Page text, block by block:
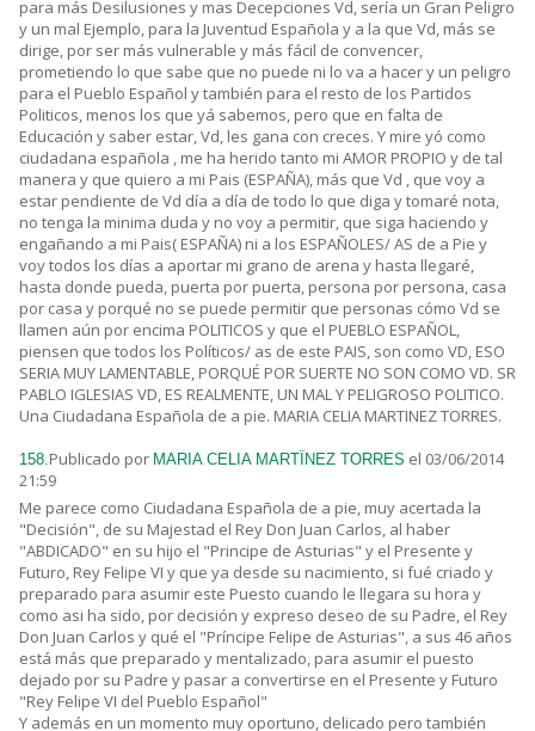
para más Desilusiones y mas Decepciones Vd, sería un Gran Peligro
y un mal Ejemplo, para la Juventud Española y a la que Vd, más se
dirige, por ser más vulnerable y más fácil de convencer,
prometiendo lo que sabe que no puede ni lo va a hacer y un peligro
para el Pueblo Español y también para el resto de los Partidos
Politicos, menos los que yá sabemos, pero que en falta de
Educación y saber estar, Vd, les gana con creces. Y mire yó como
ciudadana española , me ha herido tanto mi AMOR PROPIO y de tal
manera y que quiero a mi Pais (ESPAÑA), más que Vd , que voy a
estar pendiente de Vd día a día de todo lo que diga y tomaré nota,
no tenga la minima duda y no voy a permitir, que siga haciendo y
engañando a mi Pais( ESPAÑA) ni a los ESPAÑOLES/ AS de a Pie y
voy todos los días a aportar mi grano de arena y hasta llegaré,
hasta donde pueda, puerta por puerta, persona por persona, casa
por casa y porqué no se puede permitir que personas cómo Vd se
llamen aún por encima POLITICOS y que el PUEBLO ESPAÑOL,
piensen que todos los Políticos/ as de este PAIS, son como VD, ESO
SERIA MUY LAMENTABLE, PORQUÉ POR SUERTE NO SON COMO VD. SR
PABLO IGLESIAS VD, ES REALMENTE, UN MAL Y PELIGROSO POLITICO.
Una Ciudadana Española de a pie. MARIA CELIA MARTINEZ TORRES.
158.Publicado por MARIA CELIA MARTÏNEZ TORRES el 03/06/2014
21:59
Me parece como Ciudadana Española de a pie, muy acertada la
"Decisión", de su Majestad el Rey Don Juan Carlos, al haber
"ABDICADO" en su hijo el "Principe de Asturias" y el Presente y
Futuro, Rey Felipe VI y que ya desde su nacimiento, si fué criado y
preparado para asumir este Puesto cuando le llegara su hora y
como asi ha sido, por decisión y expreso deseo de su Padre, el Rey
Don Juan Carlos y qué el "Príncipe Felipe de Asturias", a sus 46 años
está más que preparado y mentalizado, para asumir el puesto
dejado por su Padre y pasar a convertirse en el Presente y Futuro
"Rey Felipe VI del Pueblo Español"
Y además en un momento muy oportuno, delicado pero también